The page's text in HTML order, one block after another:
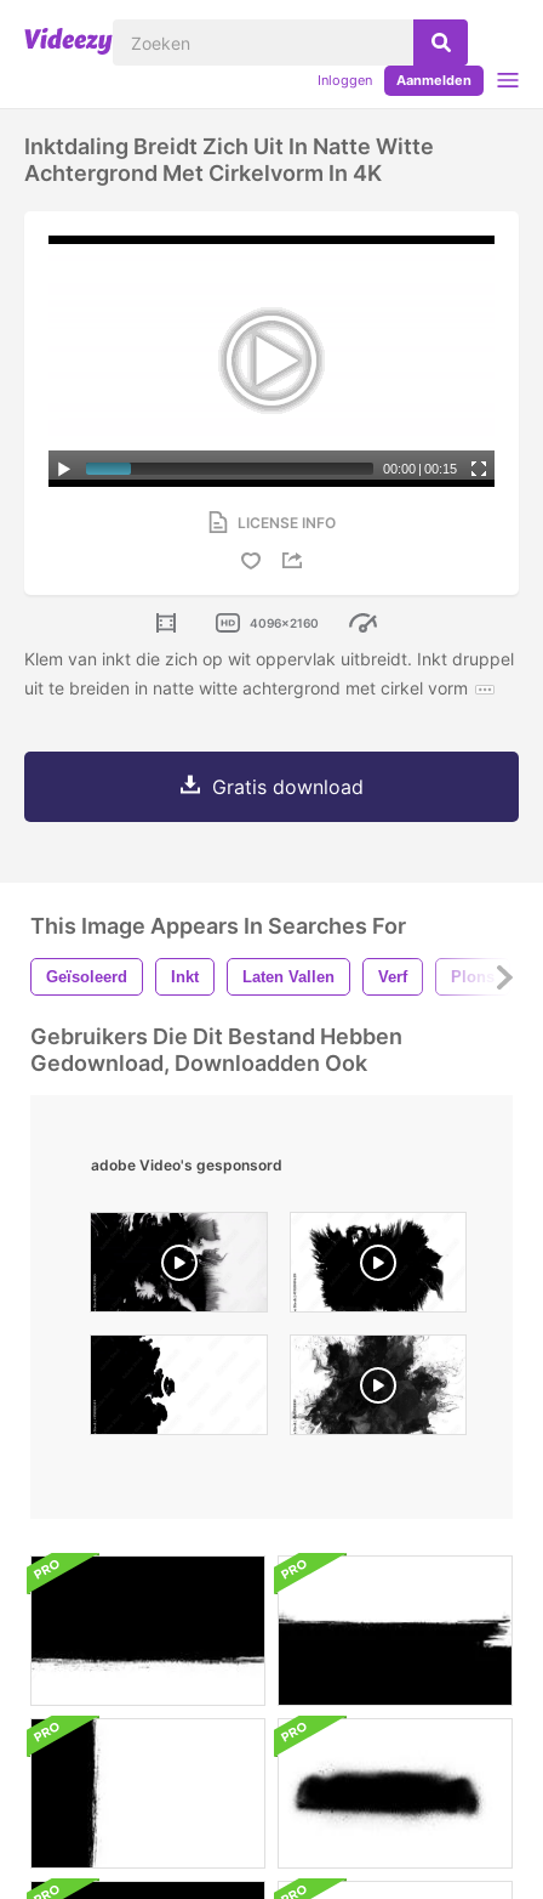
Inloggen Aanmelden
Inktdaling Breidt Zich Uit In Natte Witte
Achtergrond Met Cirkelvorm In 4K
00:00 | 00:15
LICENSE INFO
4096x2160
Klem van inkt die zich op wit oppervlak uitbreidt. Inkt druppel
uit te breiden in natte witte achtergrond met cirkel vorm
Gratis download
This Image Appears In Searches For
Geïsoleerd Inkt Laten Vallen Verf Plons
Gebruikers Die Dit Bestand Hebben
Gedownload, Downloadden Ook
adobe Video's gesponsord